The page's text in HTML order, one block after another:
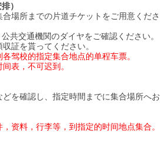
）
場所までの片道チケットをご用意くださ
共交通機関のダイヤをご確認ください。
証を貰ってください。
驾校的指定集合地点的单程车票。
表，不可迟到。
を確認し、指定時間までに集合場所へお
资料，行李等，到指定的时间地点集合。